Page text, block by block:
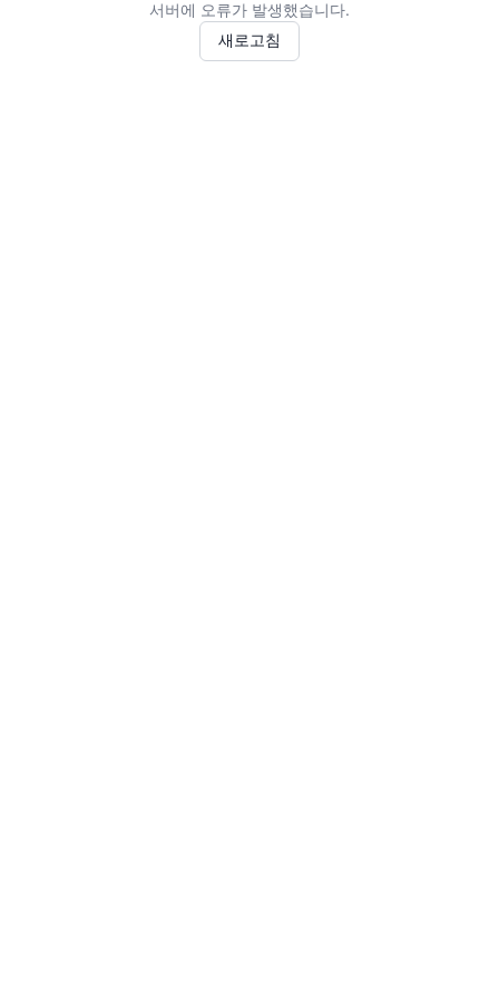
서버에 오류가 발생했습니다.
새로고침